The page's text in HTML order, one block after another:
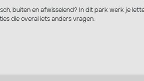
buiten en afwisselend? In dit park werk je
die overal iets anders vragen.